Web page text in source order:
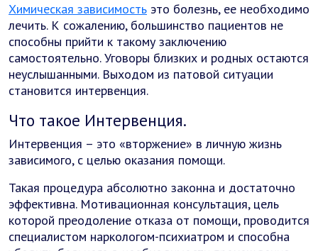
Химическая зависимость это болезнь, ее необходимо
лечить. К сожалению, большинство пациентов не
способны прийти к такому заключению
самостоятельно. Уговоры близких и родных остаются
неуслышанными. Выходом из патовой ситуации
становится интервенция.
Что такое Интервенция.
Интервенция – это «вторжение» в личную жизнь
зависимого, с целью оказания помощи.
Такая процедура абсолютно законна и достаточно
эффективна. Мотивационная консультация, цель
которой преодоление отказа от помощи, проводится
специалистом наркологом-психиатром и способна